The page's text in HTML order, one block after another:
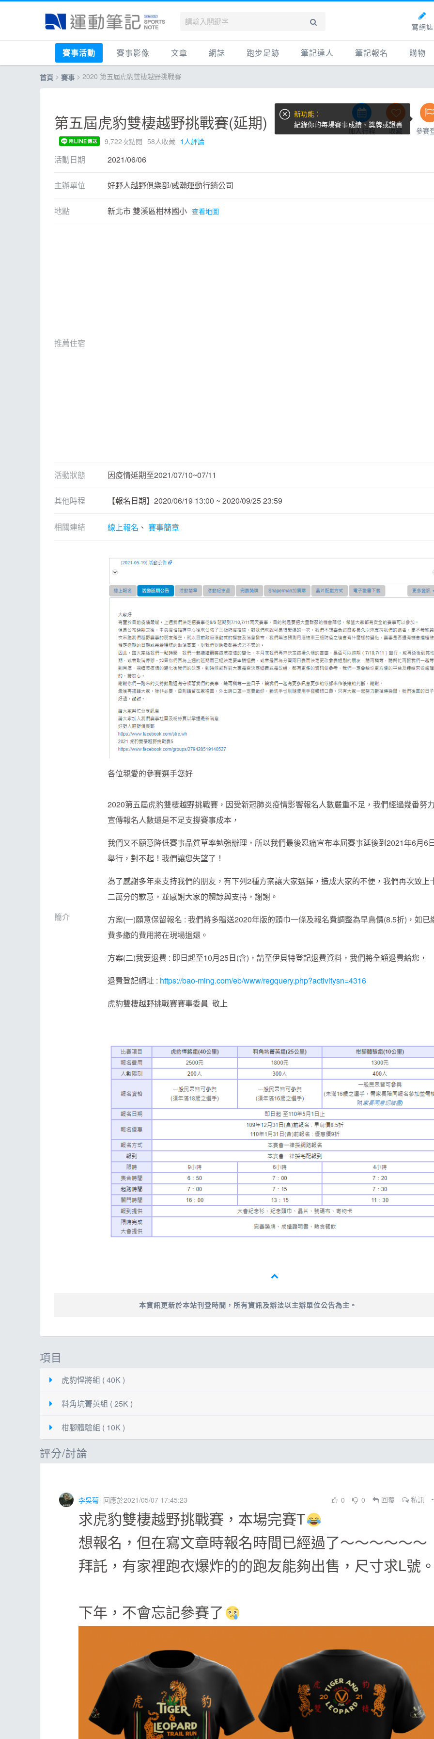
寫網誌
賽事活動
國內
跟著筆記跑
健康品牌風雲賞
賽事影像
賽事影音相簿
文章
品牌動態
跑鞋專區
人物故事
活動旅遊
網誌
運動賽事
跑鞋專區
健康生活
跑步足跡
配速工具
每日照片
筆記達人 筆記報名 購物
什麼
首頁 > 賽事 > 2020 第五屆虎豹雙棲越野挑戰賽
第五屆虎豹雙棲越野挑戰賽(延期)
9,722次點閱 58人收藏 1人評論
活動日期 2021/06/06
主辦單位 好野人越野俱樂部/威瀚運動行銷公司
地點 新北市 雙溪區柑林國小 查看地圖
推薦住宿
活動狀態 因疫情延期至2021/07/10~07/11
其他時程 【報名日期】2020/06/19 13:00 ~ 2020/09/25 23:59
相關連結 線上報名 賽事簡章
簡介
各位親愛的參賽選手您好
2020第五屆虎豹雙棲越野挑戰賽，因受新冠肺炎疫情影響報名人數嚴重不足，我們經過幾番努
宣傳報名人數還是不足支撐賽事成本，
我們又不願意降低賽事品質草率勉強辦理，所以我們最後忍痛宣布本屆賽事延後到2021年6月6
舉行，對不起！我們讓您失望了！
為了感謝多年來支持我們的朋友，有下列2種方案讓大家選擇，造成大家的不便，我們再次致上
二萬分的歉意，並感謝大家的體諒與支持，謝謝。
方案(一)願意保留報名 : 我們將多贈送2020年版的頭巾一條及報名費調整為早鳥價(8.5折)，如已
費多繳的費用將在現場退還。
方案(二)我要退費 : 即日起至10月25日(含)，請至伊貝特登記退費資料，我們將全額退費給您，
退費登記網址 : https://bao-ming.com/eb/www/regquery.php?activitysn=4316
虎豹雙棲越野挑戰賽賽事委員 敬上
本資訊更新於本站刊登時間，所有資訊及辦法以主辦單位公告為主。
加入行程 收藏 參賽
新功能：
紀錄你的每場賽事成績、獎牌或證書
項目
虎豹悍將組 ( 40K )
起跑 07:00 雙溪區柑林國小
費用 2500元
限時
大會紀念衫、紀念包、完賽獎牌、成績證明書、熱食餐飲
料角坑菁英組 ( 25K )
起跑 07:15 雙溪區柑林國小
費用
限額 300人
參賽贈品 大會紀念衫、紀念包、完賽獎牌、成績證明書、熱食餐飲
柑腳體驗組 ( 10K )
起跑
限時
400人
參賽贈品 大會紀念衫、紀念包、完賽獎牌、成績證明書、熱食餐飲
評分/討論
李吳菊 回應於2021/05/07 17:45:23 私訊
回覆
0
0
求虎豹雙棲越野挑戰賽，本場完賽T
想報名，但在寫文章時報名時間已經過了～～～～～～
拜託，有家裡跑衣爆炸的的跑友能夠出售，尺寸求L號
下年，不會忘記參賽了